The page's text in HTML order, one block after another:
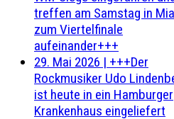
treffen am Samstag in
zum Viertelfinale
aufeinander+++
29. Mai 2026 | +++Der
Rockmusiker Udo
ist heute in ein Hamburger
Krankenhaus eingeliefert